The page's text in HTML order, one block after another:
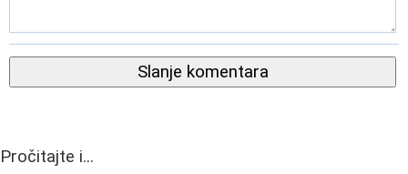
Slanje komentara
Pročitajte i...